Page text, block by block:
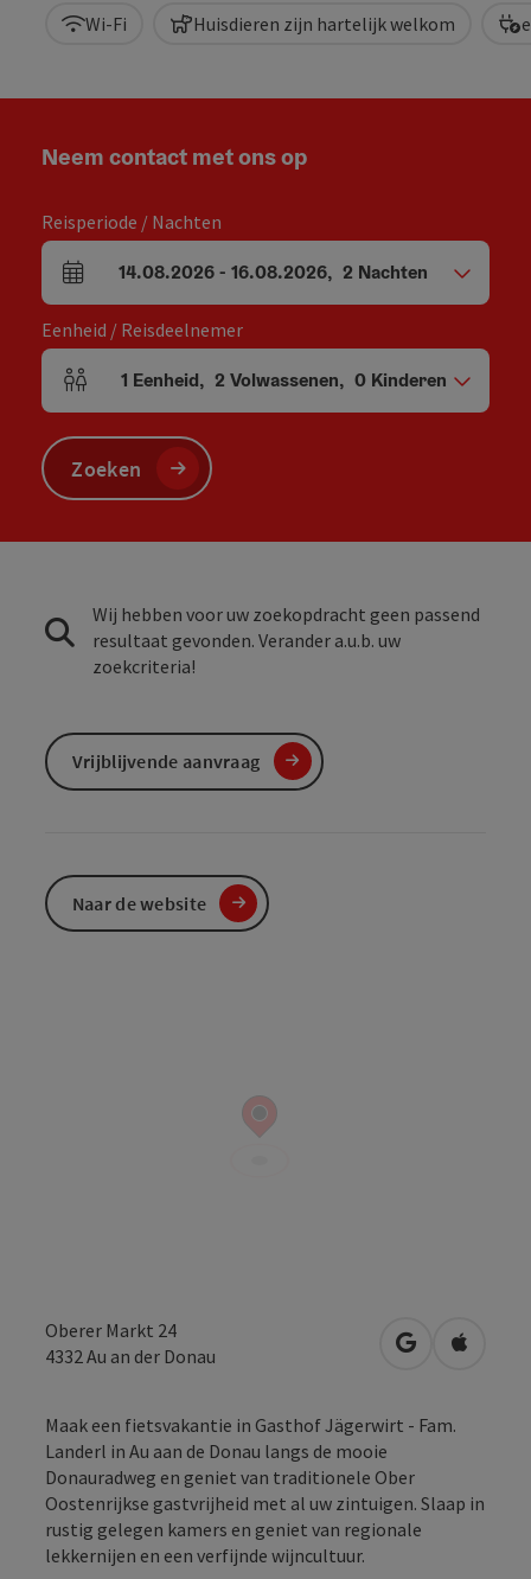
Wi-Fi Huisdieren zijn hartelijk welkom
Oberer Markt 24
4332 Au an der Donau Openen in
Maak een fietsvakantie in Gasthof Jägerwirt - Fam.
Landerl in Au aan de Donau langs de mooie
Donauradweg en geniet van traditionele Ober
Oostenrijkse gastvrijheid met al uw zintuigen. Slaap in
rustig gelegen kamers en geniet van regionale
lekkernijen en een verfijnde wijncultuur.
Neem contact met ons op
Reisperiode / Nachten
Velden voor aankomst en vertrek
14.08.2026- 16.08.2026, 2 Nachten
Eenheid / Reisdeelnemer
Aantal eenheden en persoonsvelden
1 Eenheid, 2 Volwassenen, 0 Kinderen
Zoeken
Wij hebben voor uw zoekopdracht geen passend
resultaat gevonden. Verander a.u.b. uw
zoekcriteria!
Vrijblijvende aanvraag
Naar de website